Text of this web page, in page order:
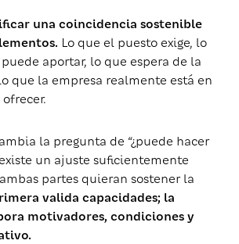
una coincidencia sostenible
Lo que el puesto exige, lo
aportar, lo que espera de la
que la empresa realmente está en
la pregunta de “¿puede hacer
un ajuste suficientemente
partes quieran sostener la
valida capacidades; la
motivadores, condiciones y